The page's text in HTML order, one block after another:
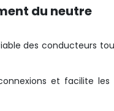
du neutre
des conducteurs
et facilite